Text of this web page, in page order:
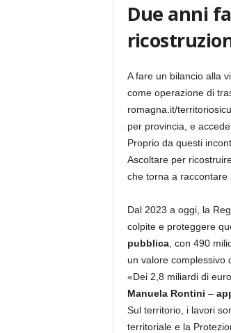
Due anni
A fare un bilancio alla
come operazione di
romagna.it/
per provincia, e
Proprio da questi
Ascoltare per
che torna a raccontare
Dal 2023 a oggi, la
colpite e proteggere
pubblica, con 490
un valore complessivo
«Dei 2,8 miliardi di
Manuela Rontini –
Sul territorio, i lavori
territoriale e la